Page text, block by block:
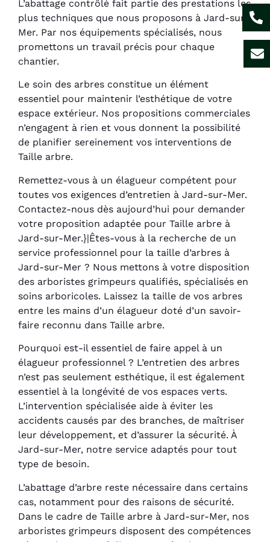
L’abattage contrôlé fait partie des prestations les
plus techniques que nous proposons à Jard-sur-
Mer. Par nos équipements spécialisés, nous
promettons un travail précis pour chaque
chantier.
Le soin des arbres constitue un élément
essentiel pour maintenir l’esthétique de votre
espace extérieur. Nos propositions commerciales
n’engagent à rien et vous donnent la possibilité
de planifier sereinement vos interventions de
Taille arbre.
Remettez-vous à un élagueur compétent pour
toutes vos exigences d’entretien à Jard-sur-Mer.
Contactez-nous dès aujourd’hui pour demander
votre proposition adaptée pour Taille arbre à
Jard-sur-Mer.}|Êtes-vous à la recherche de un
service professionnel pour la taille d’arbres à
Jard-sur-Mer ? Nous mettons à votre disposition
des arboristes grimpeurs qualifiés, spécialisés en
soins arboricoles. Laissez la taille de vos arbres
entre les mains d’un élagueur doté d’un savoir-
faire reconnu dans Taille arbre.
Pourquoi est-il essentiel de faire appel à un
élagueur professionnel ? L’entretien des arbres
n’est pas seulement esthétique, il est également
essentiel à la longévité de vos espaces verts.
L’intervention spécialisée aide à éviter les
accidents causés par des branches, de maîtriser
leur développement, et d’assurer la sécurité. À
Jard-sur-Mer, notre service adaptés pour tout
type de besoin.
L’abattage d’arbre reste nécessaire dans certains
cas, notamment pour des raisons de sécurité.
Dans le cadre de Taille arbre à Jard-sur-Mer, nos
arboristes grimpeurs disposent des compétences